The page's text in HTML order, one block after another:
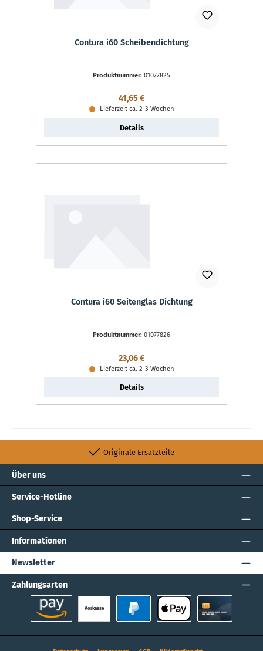
Contura i60 Scheibendichtung
Produktnummer: 01077825
Regulärer Preis:
41,65 €
Lieferzeit ca. 2-3 Wochen
Details
Contura i60 Seitenglas Dichtung
Produktnummer: 01077826
Regulärer Preis:
23,06 €
Lieferzeit ca. 2-3 Wochen
Details
Originale Ersatzteile
Über uns
Service-Hotline
Shop-Service
Informationen
Newsletter
Zahlungsarten
Vorkasse